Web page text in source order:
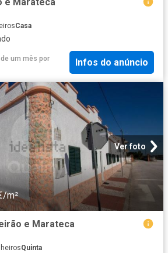
Casa
um mês por
Infos do anúncio
Ver foto
m²
e Marateca
Quinta